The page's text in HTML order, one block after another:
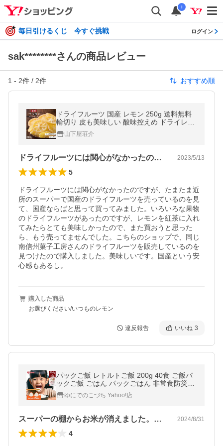
i
毎日引けるくじ 今すぐ挑戦 ログイン
sak********さんの商品レビュー
1 - 2件 / 2件 おすすめ順
ドライフルーツ 国産 レモン 250g 送料無料
輪切り 皮も美味しい 酸味控えめ ドライレモ
ン おやつ 南信州菓子工房 お菓子作りにも ポ
イント利用 超PayPay祭
山下屋荘介
ドライフルーツには関心がなかったのです… 2023/5/13
5
ドライフルーツには関心がなかったのですが、たまたま近
所のスーパーで国産のドライフルーツを売っているのを見
て、国産ならばと思って買ってみました。いろいろな果物
のドライフルーツがあったのですが、レモンを紅茶に入れ
てみたらとても美味しかったので、また買おうと思った
ら、もう売ってませんでした。こちらのショップで、同じ
南信州菓子工房さんのドライフルーツを販売しているのを
見つけたので購入しました。美味しいです。国産という安
心感もあるし。
購入した商品
お選びください/いつものレモン
違反報告 いいね 3
パックご飯 レトルトご飯 200g 40食 ご飯パ
ックご飯 ごはん パックごはん 非常食防災食
備蓄 アイリスオーヤマ 低温製法米
ゆにでのこづち Yahoo!店
スーパーの棚からお米が消えました。一部… 2024/8/31
4